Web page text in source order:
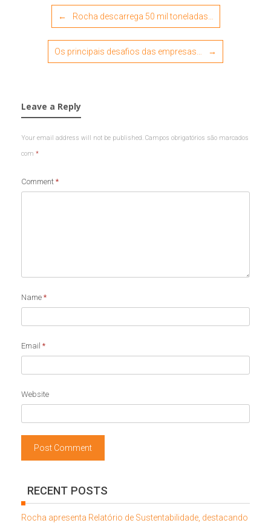
Post navigation
← Rocha descarrega 50 mil toneladas…
Os principais desafios das empresas… →
Leave a Reply
Your email address will not be published. Campos obrigatórios são marcados
com *
Comment *
Name *
Email *
Website
RECENT POSTS
Rocha apresenta Relatório de Sustentabilidade, destacando